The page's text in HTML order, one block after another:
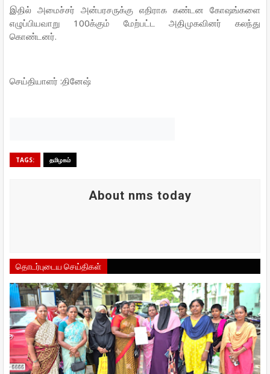
இதில் அமைச்சர் அன்பரசருக்கு எதிராக கண்டன கோஷங்களை
எழுப்பியவாறு 100க்கும் மேற்பட்ட அதிமுகவினர் கலந்து
கொண்டனர்.
செய்தியாளர் :தினேஷ்
TAGS: தமிழகம்
About nms today
தொடர்புடைய செய்திகள்